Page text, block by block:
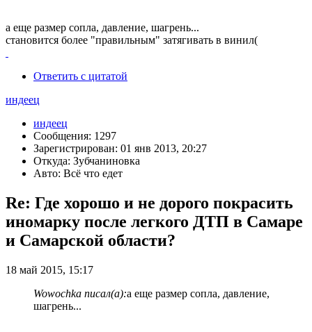
а еще размер сопла, давление, шагрень...
становится более "правильным" затягивать в винил(
Ответить с цитатой
индеец
индеец
Сообщения: 1297
Зарегистрирован: 01 янв 2013, 20:27
Откуда: Зубчаниновка
Авто: Всё что едет
Re: Где хорошо и не дорого покрасить
иномарку после легкого ДТП в Самаре
и Самарской области?
18 май 2015, 15:17
Wowochka писал(а):а еще размер сопла, давление,
шагрень...